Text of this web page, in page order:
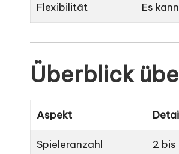
Flexibilität Es
Überblick
Aspekt
Spieleranzahl 2 bis